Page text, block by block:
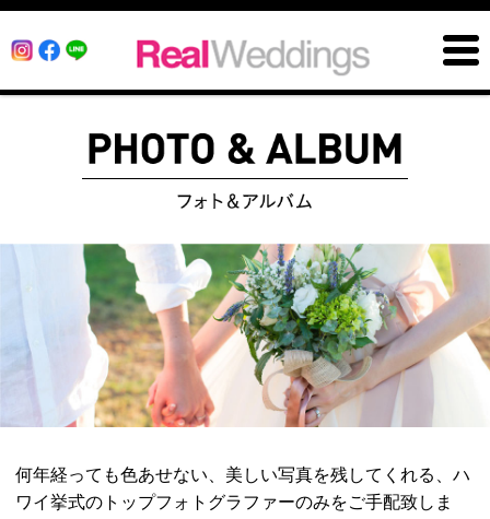
何年経っても色あせない、美しい写真を残してくれる、ハ
ワイ挙式のトップフォトグラファーのみをご手配致しま